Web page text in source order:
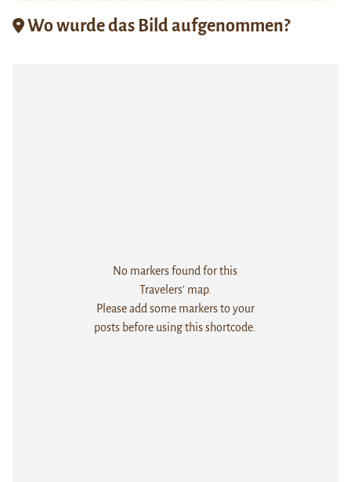
Wo wurde das Bild aufgenommen?
No markers found for this
Travelers' map.
Please add some markers to your
posts before using this shortcode.